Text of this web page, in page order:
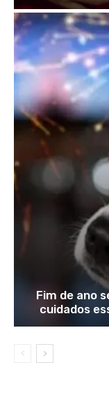
Fim de ano
cuidados